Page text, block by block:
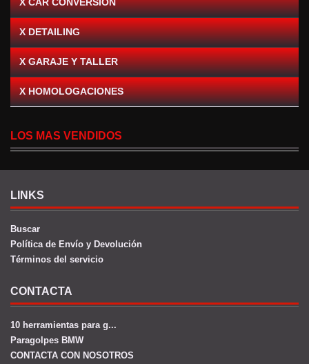
X DETAILING
X GARAJE Y TALLER
X HOMOLOGACIONES
LOS MAS VENDIDOS
LINKS
Buscar
Política de Envío y Devolución
Términos del servicio
CONTACTA
10 herramientas para g...
Paragolpes BMW
CONTACTA CON NOSOTROS